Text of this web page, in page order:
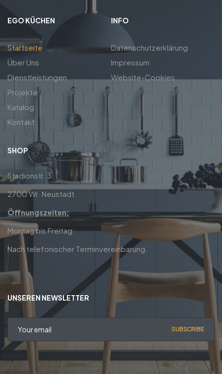
EGO KÜCHEN
Startseite
Über Uns
Dienstleistungen
Projekte
Katalog
Kontakt
INFO
Datenschutzerklärung
Impressum
Website-Cookies
SHOP
Stadionstr. 3
2700 Wr. Neustadt
Öffnungszeiten:
Montag bis Freitag:
Nach telefonischer Terminvereinbarung.
UNSEREN NEWSLETTER
SUBSCRIBE